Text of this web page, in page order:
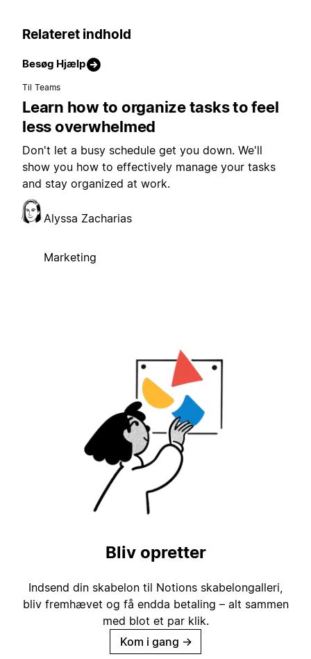
Relateret indhold
Besøg Hjælp
Til Teams
Learn how to organize tasks to feel
less overwhelmed
Don't let a busy schedule get you down. We'll
show you how to effectively manage your tasks
and stay organized at work.
Alyssa Zacharias
Marketing
Bliv opretter
Indsend din skabelon til Notions skabelongalleri,
bliv fremhævet og få endda betaling – alt sammen
med blot et par klik.
Kom i gang →